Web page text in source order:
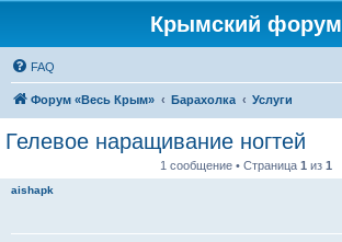
Крымский форум
FAQ
Форум «Весь Крым» Барахолка Услуги
Гелевое наращивание ногтей
1 сообщение • Страница 1 из 1
aishapk